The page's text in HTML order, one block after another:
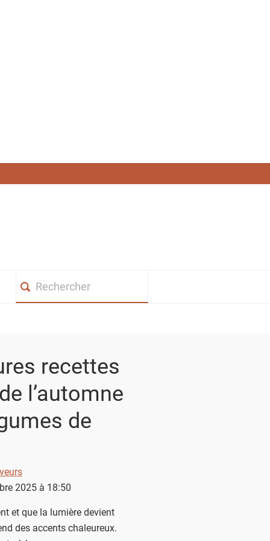
recettes
l’automne
de
2025 à 18:50
et que la lumière devient
des accents chaleureux.